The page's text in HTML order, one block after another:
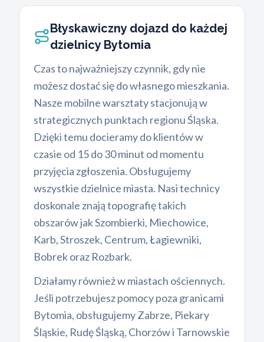
Błyskawiczny dojazd do każdej
dzielnicy Bytomia
Czas to najważniejszy czynnik, gdy nie
możesz dostać się do własnego mieszkania.
Nasze mobilne warsztaty stacjonują w
strategicznych punktach regionu Śląska.
Dzięki temu docieramy do klientów w
czasie od 15 do 30 minut od momentu
przyjęcia zgłoszenia. Obsługujemy
wszystkie dzielnice miasta. Nasi technicy
doskonale znają topografię takich
obszarów jak Szombierki, Miechowice,
Karb, Stroszek, Centrum, Łagiewniki,
Bobrek oraz Rozbark.
Działamy również w miastach ościennych.
Jeśli potrzebujesz pomocy poza granicami
Bytomia, obsługujemy Zabrze, Piekary
Śląskie, Rudę Śląską, Chorzów i Tarnowskie